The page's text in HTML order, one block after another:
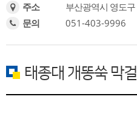
주소
부산광역시 영도
문의
051-403-9996
태종대 개똥쑥 막